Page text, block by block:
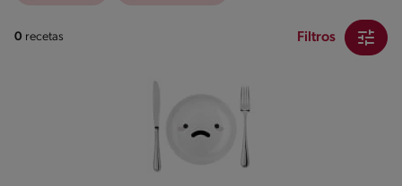
0 recetas Filtros